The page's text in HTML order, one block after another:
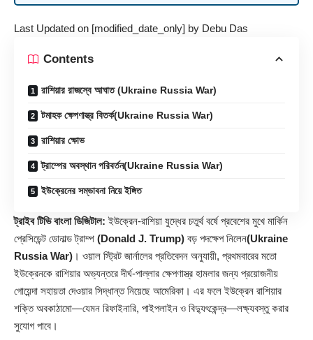
Last Updated on [modified_date_only] by Debu Das
Contents
রাশিয়ার রাজস্বে আঘাত (Ukraine Russia War)
টমাহক ক্ষেপণাস্ত্র বিতর্ক(Ukraine Russia War)
রাশিয়ার ক্ষোভ
ট্রাম্পের অবস্থান পরিবর্তন(Ukraine Russia War)
ইউক্রেনের সম্ভাবনা নিয়ে ইঙ্গিত
ট্রাইব টিভি বাংলা ডিজিটাল: ইউক্রেন-রাশিয়া যুদ্ধের চতুর্থ বর্ষে প্রবেশের মুখে মার্কিন
প্রেসিডেন্ট ডোনাল্ড ট্রাম্প (Donald J. Trump) বড় পদক্ষেপ নিলেন(Ukraine
Russia War) । ওয়াল স্ট্রিট জার্নালের প্রতিবেদন অনুযায়ী, প্রথমবারের মতো
ইউক্রেনকে রাশিয়ার অভ্যন্তরে দীর্ঘ-পাল্লার ক্ষেপণাস্ত্র হামলার জন্য প্রয়োজনীয়
গোয়েন্দা সহায়তা দেওয়ার সিদ্ধান্ত নিয়েছে আমেরিকা। এর ফলে ইউক্রেন রাশিয়ার
শক্তি অবকাঠামো—যেমন রিফাইনারি, পাইপলাইন ও বিদ্যুৎকেন্দ্র—লক্ষ্যবস্তু করার
সুযোগ পাবে।